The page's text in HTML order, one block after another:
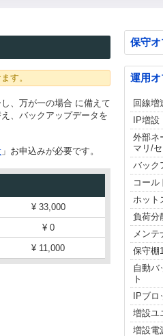
す。
、万が一の場合 に備えて
、バックアップデータを
」お申込みが必要です。
¥33,000
¥0
¥ 11,000
保守
運用
回線増
IP増設
外部ネ
マリ/
バック
コール
ホット
負荷分
メンテ
保守棚
自動バ
ト
IPブ
増設ユ
増設電